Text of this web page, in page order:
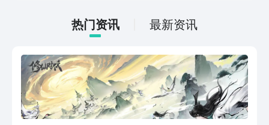
以了。
热门资讯 最新资讯